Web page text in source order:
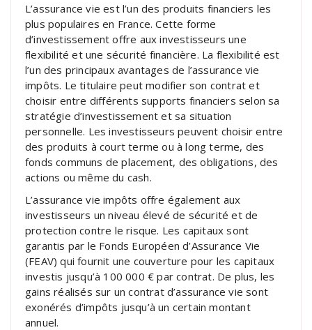
L’assurance vie est l’un des produits financiers les
plus populaires en France. Cette forme
d’investissement offre aux investisseurs une
flexibilité et une sécurité financière. La flexibilité est
l’un des principaux avantages de l’assurance vie
impôts. Le titulaire peut modifier son contrat et
choisir entre différents supports financiers selon sa
stratégie d’investissement et sa situation
personnelle. Les investisseurs peuvent choisir entre
des produits à court terme ou à long terme, des
fonds communs de placement, des obligations, des
actions ou même du cash.
L’assurance vie impôts offre également aux
investisseurs un niveau élevé de sécurité et de
protection contre le risque. Les capitaux sont
garantis par le Fonds Européen d’Assurance Vie
(FEAV) qui fournit une couverture pour les capitaux
investis jusqu’à 100 000 € par contrat. De plus, les
gains réalisés sur un contrat d’assurance vie sont
exonérés d’impôts jusqu’à un certain montant
annuel.